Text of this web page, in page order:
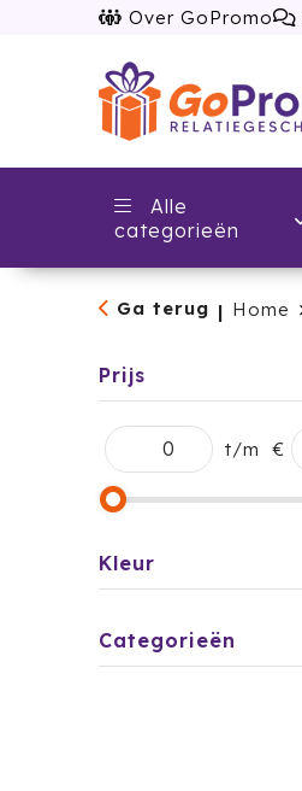
Over GoPromo
Alle
categorieën
Ga terug | Home
Prijs
t/m €
Kleur
Categorieën